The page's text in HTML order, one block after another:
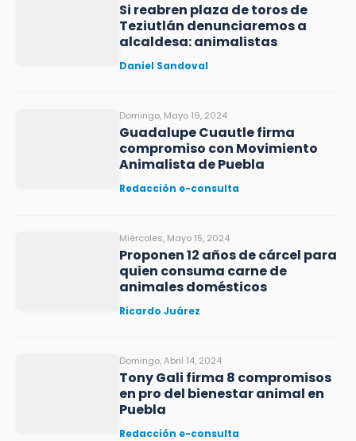
Si reabren plaza de toros de
Teziutlán denunciaremos a
alcaldesa: animalistas
Daniel Sandoval
Domingo, Mayo 19, 2024
Guadalupe Cuautle firma
compromiso con Movimiento
Animalista de Puebla
Redacción e-consulta
Miércoles, Mayo 15, 2024
Proponen 12 años de cárcel para
quien consuma carne de
animales domésticos
Ricardo Juárez
Domingo, Abril 14, 2024
Tony Gali firma 8 compromisos
en pro del bienestar animal en
Puebla
Redacción e-consulta